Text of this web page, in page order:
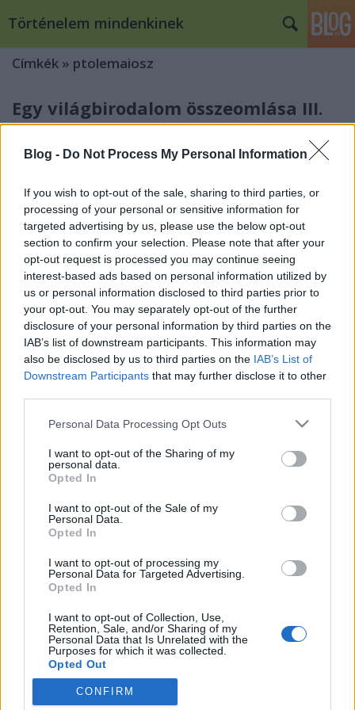
Blog - Do Not Process My Personal Information
If you wish to opt-out of the sale, sharing to third parties, or
processing of your personal or sensitive information for
targeted advertising by us, please use the below opt-out
section to confirm your selection. Please note that after your
opt-out request is processed you may continue seeing
interest-based ads based on personal information utilized by
us or personal information disclosed to third parties prior to
your opt-out. You may separately opt-out of the further
disclosure of your personal information by third parties on the
IAB’s list of downstream participants. This information may
also be disclosed by us to third parties on the IAB’s List of
Downstream Participants that may further disclose it to other
Please note that this website/app uses one or more Google
not limited to your visit or usage behaviour. You may click to
grant or deny consent to Google and its third-party tags to
use your data for below specified purposes in below Google
consent section.
Personal Data Processing Opt Outs
I want to opt-out of the Sharing of my
personal data.
Opted In
I want to opt-out of the Sale of my
Personal Data.
Opted In
I want to opt-out of processing my
Personal Data for Targeted Advertising.
Opted In
I want to opt-out of Collection, Use,
Retention, Sale, and/or Sharing of my
Personal Data that Is Unrelated with the
Purposes for which it was collected.
Opted Out
Google consents
CONFIRM
Történelem mindenkinek
Címkék » ptolemaiosz
Egy világbirodalom összeomlása III.
megszületett átmeneti békétől egészen a
középiskolai tankönyvekben emlegetett három
állam (az Antigonidák Makedóniája, a Szeleukidák
hatalmas birodalma, és a Ptolemaidák
Egyiptomának) kialakulásáig. A Kr. e. 311-es béke,
amelyet…
Egy világbirodalom összeomlása II.
Qedrák• 2009. október 15.
egészen az általa kijelölt utódjának, Perdikkasznak a
hadjárat idején csak tovább növelte a birodalom
felosztásában érdekelt…
Egy világbirodalom összeomlása I.
Újabb ókori sorozatunkban Nagy Sándor államának
a középiskolában igen kevés hangzik el, Nagy
Sándor halála után jóformán a következő gondolat
az, hogy megalakul a birodalom területén a három
utódállam, a…